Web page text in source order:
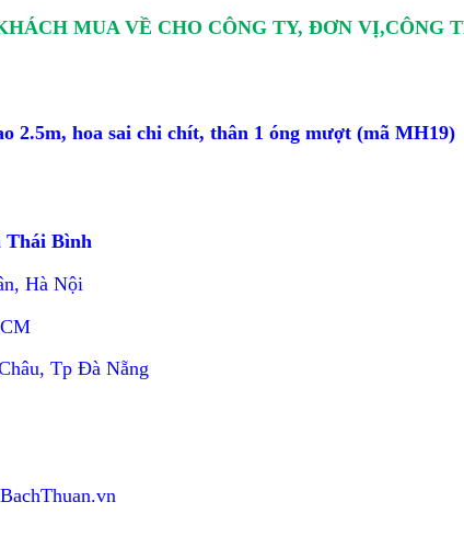
MUA VỀ CHO CÔNG TY, ĐƠN VỊ,CÔNG
2.5m, hoa sai chi chít, thân 1 óng mượt (mã MH19)
Thái Bình
Hà Nội
Tp Đà Nẵng